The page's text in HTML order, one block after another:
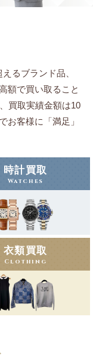
るブランド品、
額で買い取ること
買取実績金額は10
お客様に「満足」
時計買取
Watches
衣類買取
Clothing